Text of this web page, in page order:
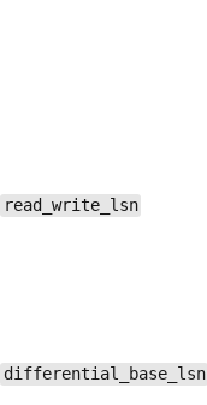
read_write_lsn
differential_base_lsn